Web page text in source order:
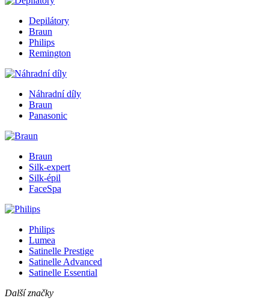
Depilátory
Braun
Philips
Remington
Náhradní díly
Braun
Panasonic
Braun
Silk-expert
Silk-épil
FaceSpa
Philips
Lumea
Satinelle Prestige
Satinelle Advanced
Satinelle Essential
Další značky